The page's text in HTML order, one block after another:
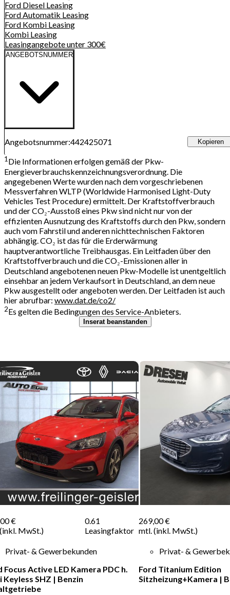
Ford Diesel Leasing
Ford Automatik Leasing
Ford Kombi Leasing
Kombi Leasing
Leasingangebote unter 300€
ANGEBOTSNUMMER
Angebotsnummer:442425071 Kopieren
1Die Informationen erfolgen gemäß der Pkw-
Energieverbrauchskennzeichnungsverordnung. Die
angegebenen Werte wurden nach dem vorgeschriebenen
Messverfahren WLTP (Worldwide Harmonised Light-Duty
Vehicles Test Procedure) ermittelt. Der Kraftstoffverbrauch
und der CO₂-Ausstoß eines Pkw sind nicht nur von der
effizienten Ausnutzung des Kraftstoffs durch den Pkw, sondern
auch vom Fahrstil und anderen nichttechnischen Faktoren
abhängig. CO₂ ist das für die Erderwärmung
hauptverantwortliche Treibhausgas. Ein Leitfaden über den
Kraftstoffverbrauch und die CO₂-Emissionen aller in
Deutschland angebotenen neuen Pkw-Modelle ist unentgeltlich
einsehbar an jedem Verkaufsort in Deutschland, an dem neue
Pkw ausgestellt oder angeboten werden. Der Leitfaden ist auch
hier abrufbar: www.dat.de/co2/
2Es gelten die Bedingungen des Service-Anbieters.
Inserat beanstanden
€
MwSt.)
0.61
Leasingfaktor
Privat- & Gewerbekunden
Focus Active LED Kamera PDC h.
Keyless SHZ | Benzin
269,00 €
mtl. (inkl. MwSt.)
Privat- &
Ford Titanium Edition
Sitzheizung+Kamera |